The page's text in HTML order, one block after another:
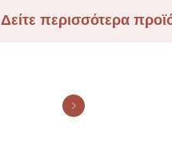
Δείτε περισσότερα